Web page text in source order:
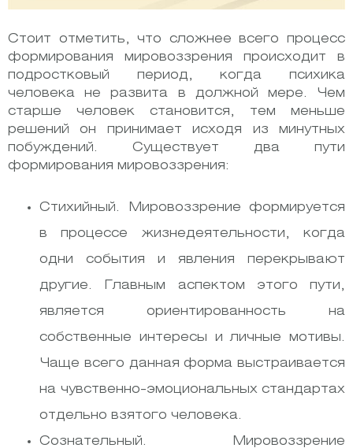
Стоит отметить, что сложнее всего процесс
формирования мировоззрения происходит в
подростковый период, когда психика
человека не развита в должной мере. Чем
старше человек становится, тем меньше
решений он принимает исходя из минутных
побуждений. Существует два пути
формирования мировоззрения:
Стихийный. Мировоззрение формируется
в процессе жизнедеятельности, когда
одни события и явления перекрывают
другие. Главным аспектом этого пути,
является ориентированность на
собственные интересы и личные мотивы.
Чаще всего данная форма выстраивается
на чувственно-эмоциональных стандартах
отдельно взятого человека.
Сознательный. Мировоззрение